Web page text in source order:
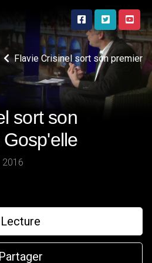
Flavie Crisinel sort son premier
sort son
2016
Lecture
Partager